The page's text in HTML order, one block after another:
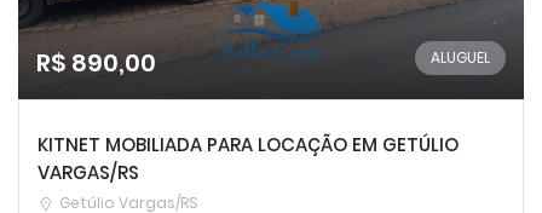
R$ 890,00 ALUGUEL
KITNET MOBILIADA PARA LOCAÇÃO EM GETÚLIO
VARGAS/RS
Getúlio Vargas/RS